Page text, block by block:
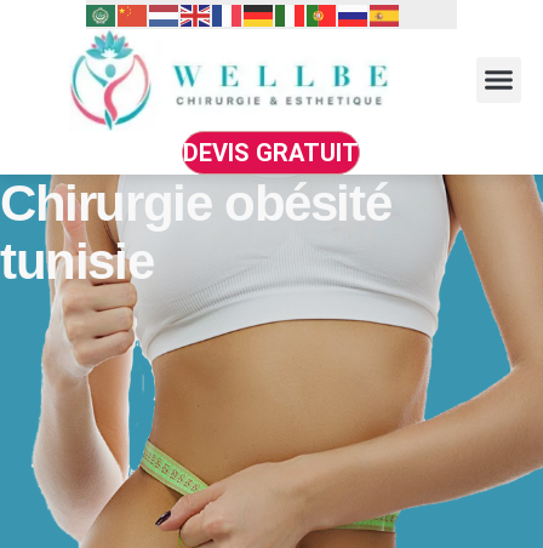
DEVIS GRATUIT
Chirurgie obésité
tunisie